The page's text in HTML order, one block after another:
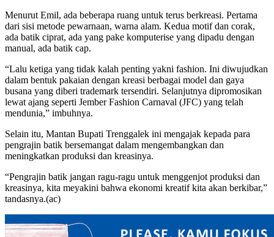
Menurut Emil, ada beberapa ruang untuk terus berkreasi. Pertama
dari sisi metode pewarnaan, warna alam. Kedua motif dan corak,
ada batik ciprat, ada yang pake komputerise yang dipadu dengan
manual, ada batik cap.
“Lalu ketiga yang tidak kalah penting yakni fashion. Ini diwujudkan
dalam bentuk pakaian dengan kreasi berbagai model dan gaya
busana yang diberi trademark tersendiri. Selanjutnya dipromosikan
lewat ajang seperti Jember Fashion Carnaval (JFC) yang telah
mendunia,” imbuhnya.
Selain itu, Mantan Bupati Trenggalek ini mengajak kepada para
pengrajin batik bersemangat dalam mengembangkan dan
meningkatkan produksi dan kreasinya.
“Pengrajin batik jangan ragu-ragu untuk menggenjot produksi dan
kreasinya, kita meyakini bahwa ekonomi kreatif kita akan berkibar,”
tandasnya.(ac)